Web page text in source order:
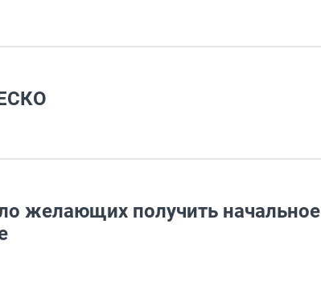
желающих получить начальное